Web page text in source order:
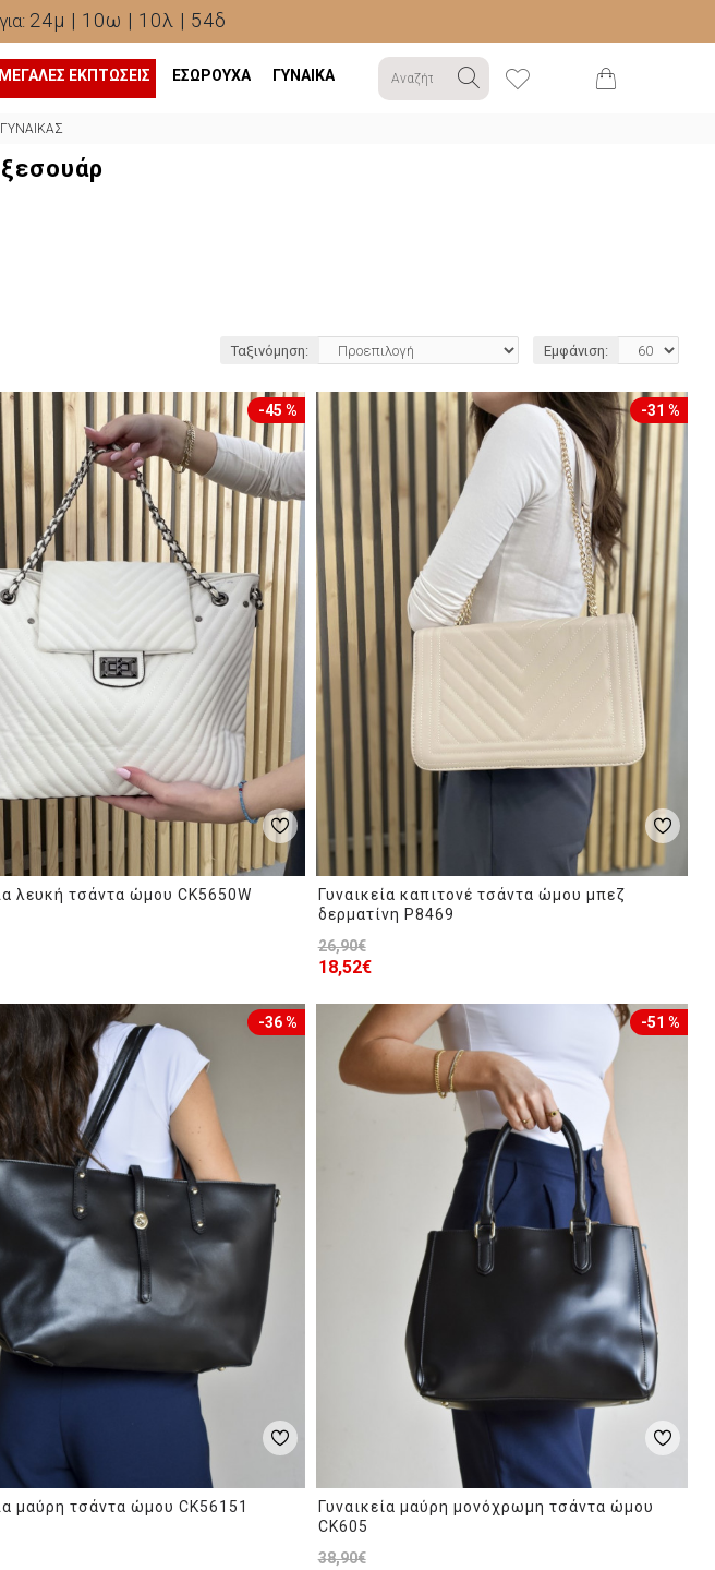
24μ | 10ω | 10λ | 51δ
ΜΕΓΆΛΕΣ ΕΚΠΤΏΣΕΙΣ ΕΣΩΡΟΥΧΑ ΓΥΝΑΙΚΑ
Ταξινόμηση: Εμφάνιση:
-45 %
λευκή τσάντα ώμου CK5650W
-31 %
Γυναικεία καπιτονέ τσάντα ώμου μπεζ
δερματίνη P8469
18,52€
26,90€
-36 %
μαύρη τσάντα ώμου CK56151
-51 %
Γυναικεία μαύρη μονόχρωμη τσάντα ώμου
CK605
38,90€